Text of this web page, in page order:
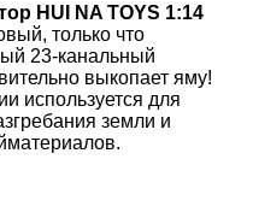
HUI NA TOYS 1:14
только что
23-канальный
выкопает яму!
используется для
земли и